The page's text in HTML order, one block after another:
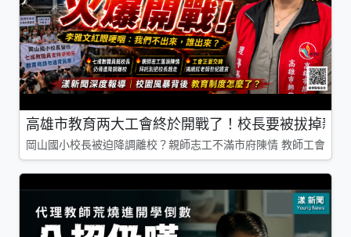
高雄市教育两大工會終於開戰了！校長要被拔掉親
岡山國小校長被迫降調離校？親師志工不滿市府陳情 教師工會槓